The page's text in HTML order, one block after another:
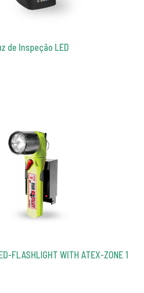
de Inspeção LED
FLASHLIGHT WITH ATEX-ZONE 1